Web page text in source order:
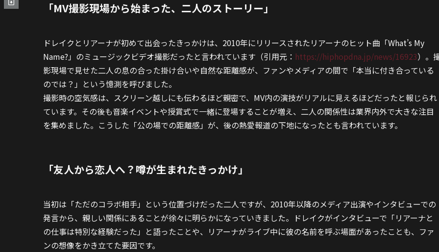
「MV撮影現場から始まった、二人のストーリー」
ドレイクとリアーナが初めて出会ったきっかけは、2010年にリリースされたリアーナのヒット曲「What’s My
Name?」のミュージックビデオ撮影だったと言われています（引用元： https://hiphopdna.jp/news/16923）。
影現場で見せた二人の息の合った掛け合いや自然な距離感が、ファンやメディアの間で「本当に付き合っている
のでは？」という憶測を呼びました。
撮影時の空気感は、スクリーン越しにも伝わるほど親密で、MV内の演技がリアルに見えるほどだったと報じられ
ています。その後も音楽イベントや授賞式で一緒に登場することが増え、二人の関係性は業界内外で大きな注目
を集めました。こうした「公の場での距離感」が、後の熱愛報道の下地になったとも言われています。
「友人から恋人へ？噂が生まれたきっかけ」
当初は「ただのコラボ相手」という位置づけだった二人ですが、2010年以降のメディア出演やインタビューでの
発言から、親しい関係にあることが徐々に明らかになっていきました。ドレイクがインタビューで「リアーナと
の仕事は特別な経験だった」と語ったことや、リアーナがライブ中に彼の名前を呼ぶ場面があったことも、ファ
ンの想像をかき立てた要因です。